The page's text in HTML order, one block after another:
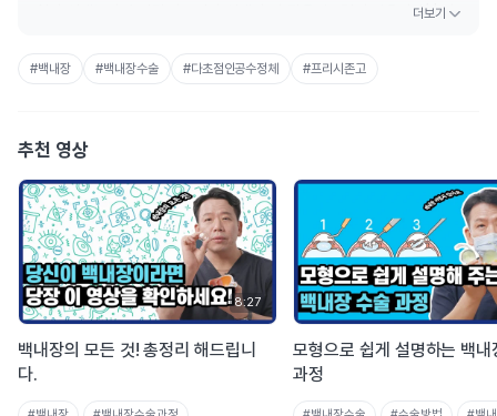
AI의 선택보다 숙련된 의료진의 선택이 더 믿음직스럽지 않을까 싶습니
🏥 GS안과 홈페이지: https://gseyecenter.com
📩안과의사 김무연 메일 주소 : utubemykim@gmail.com
#백내장 #백내장수술 #다초점인공수정체 #프리시존고
추천 영상
8:27
백내장의 모든 것! 총정리 해드립니
다.
모형으로 쉽게 설명하는 백내
과정